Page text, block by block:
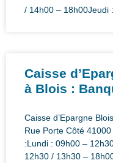
/ 14h00 – 18h00Jeudi
Caisse
à Blois :
Caisse d’Epargne
Rue Porte Côté
:Lundi : 09h00 –
12h30 / 13h30 –